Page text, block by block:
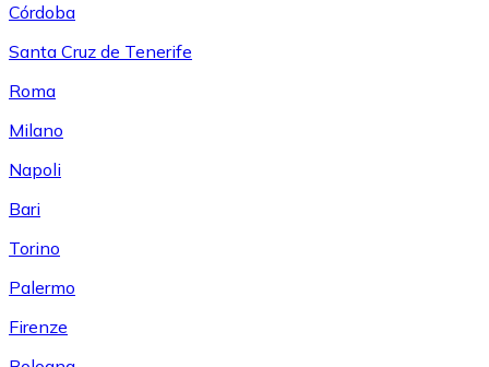
Córdoba
Santa Cruz de Tenerife
Roma
Milano
Napoli
Bari
Torino
Palermo
Firenze